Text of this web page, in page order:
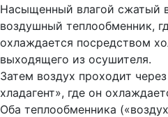
Насыщенный влагой сжатый
воздушный теплообменник,
охлаждается посредством
выходящего из осушителя.
Затем воздух проходит
хладагент», где он
Оба теплообменника